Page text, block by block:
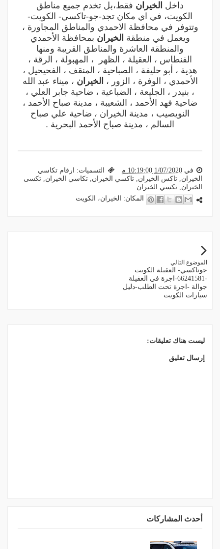
داخل الخيران فقط،بل تخدم جميع مناطق
الكويت، في اي مكان تجد-جو-تاكسي- الكويت-
وتتوفر في محافظة الاحمدي والمناطق المجاورة ،
ويعمل في منطقة الخيران بمحافظة الأحمدي
والمنطقة العاشرة والمناطق القريبة ‎ومنها
الفنطاس ، العقيلة ، الظهر ، المهبولة ، الرقة ،
هدية ، أبو حليفة ، الصباحية ، المنقف ، الفحيحيل ،
الأحمدي ، الوفرة ، الزور ، الخيران ، ميناء عبد الله
، بنيدر ، الجليعة ، الضباعية ، ضاحية جابر العلي ،
ضاحية فهد الأحمد ، الشعيبة ، مدينة صباح الأحمد ،
النويصيب ، مدينة الخيران ، ضاحية علي صباح
السالم ، مدينة صباح الأحمد البحرية .
في 1/07/2020 10:19:00 م التسميات:
ارقام تكاسي
الخيران, تاكس الخيران, تاكسي الخيران, تكاسي الخيران, تكسى
الخيران, تكسي الخيران
المكان: الخيران، الكويت‎
الموضوع التالي
جوتاكسي- العقيلة الكويت
-66241581-اجرة في العقيلة
جوالة -اجرة تحت الطلب-دليل
سيارات الكويت
ليست هناك تعليقات:
إرسال تعليق
أحدث المشاركات